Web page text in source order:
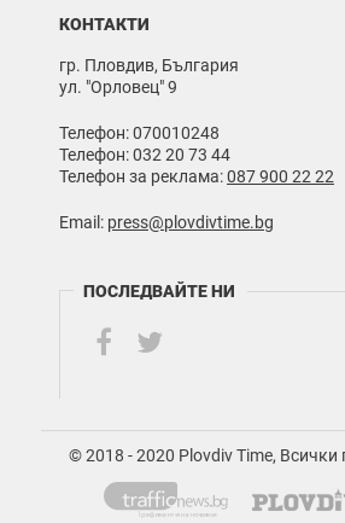
КОНТАКТИ
гр. Пловдив, България
ул. "Орловец" 9
Телефон: 070010248
Телефон: 032 20 73 44
Телефон за реклама:087 900 22 22
Email: press@plovdivtime.bg
ПОСЛЕДВАЙТЕ НИ
© 2018 - 2020 Plovdiv Time, Всички